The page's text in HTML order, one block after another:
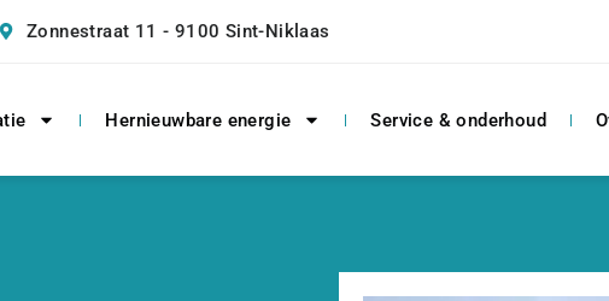
Zonnestraat 11 - 9100 Sint-Niklaas
Hernieuwbare energie Service & onderhoud